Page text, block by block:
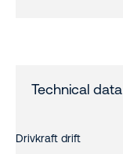
Technical data
Drivkraft drift